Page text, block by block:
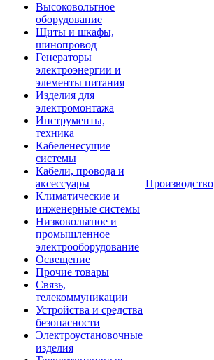
Высоковольтное
оборудование
Щиты и шкафы,
шинопровод
Генераторы
электроэнергии и
элементы питания
Изделия для
электромонтажа
Инструменты,
техника
Кабеленесущие
системы
Кабели, провода и
аксессуары
Климатические и
инженерные системы
Низковольтное и
промышленное
электрооборудование
Освещение
Прочие товары
Связь,
телекоммуникации
Устройства и средства
безопасности
Электроустановочные
изделия
Производство